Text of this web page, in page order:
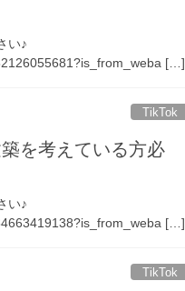
い♪
[…]
TikTok
を考えている方必
い♪
[…]
TikTok